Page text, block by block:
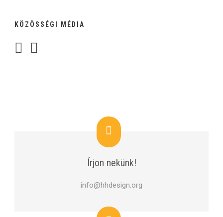
KÖZÖSSÉGI MÉDIA
Írjon nekünk!
info@hhdesign.org